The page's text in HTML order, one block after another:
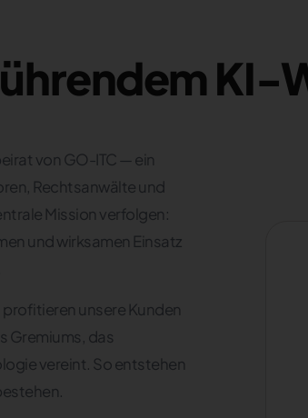
KI-
von GO-ITC — ein
Rechtsanwälte und
Mission verfolgen:
und wirksamen Einsatz
unsere Kunden
Gremiums, das
vereint. So entstehen